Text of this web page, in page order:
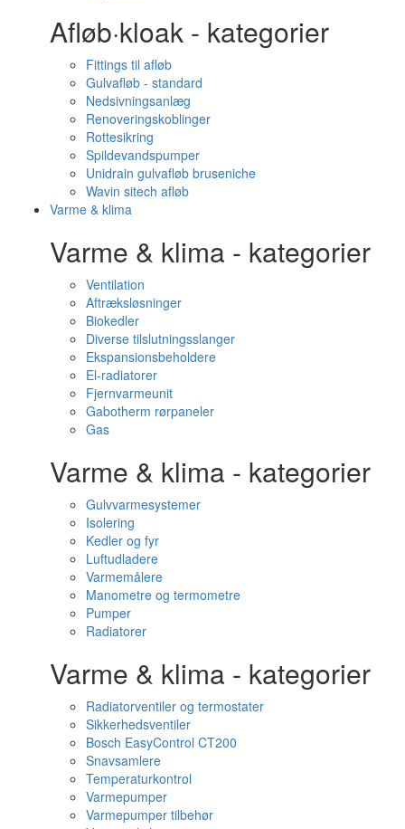
Afløb·kloak - kategorier
Fittings til afløb
Gulvafløb - standard
Nedsivningsanlæg
Renoveringskoblinger
Rottesikring
Spildevandspumper
Unidrain gulvafløb bruseniche
Wavin sitech afløb
Varme & klima
Varme & klima - kategorier
Ventilation
Aftræksløsninger
Biokedler
Diverse tilslutningsslanger
Ekspansionsbeholdere
El-radiatorer
Fjernvarmeunit
Gabotherm rørpaneler
Gas
Varme & klima - kategorier
Gulvvarmesystemer
Isolering
Kedler og fyr
Luftudladere
Varmemålere
Manometre og termometre
Pumper
Radiatorer
Varme & klima - kategorier
Radiatorventiler og termostater
Sikkerhedsventiler
Bosch EasyControl CT200
Snavsamlere
Temperaturkontrol
Varmepumper
Varmepumper tilbehør